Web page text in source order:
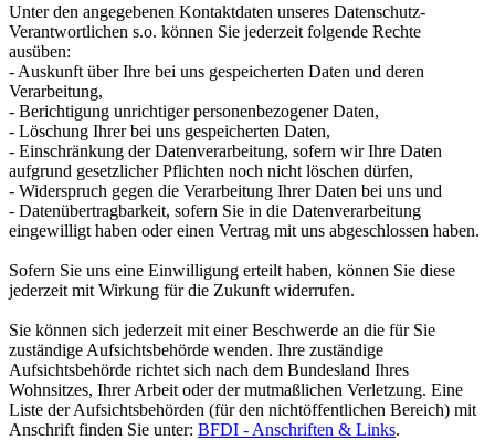
Unter den angegebenen Kontaktdaten unseres Datenschutz-
Verantwortlichen s.o. können Sie jederzeit folgende Rechte
ausüben:
- Auskunft über Ihre bei uns gespeicherten Daten und deren
Verarbeitung,
- Berichtigung unrichtiger personenbezogener Daten,
- Löschung Ihrer bei uns gespeicherten Daten,
- Einschränkung der Datenverarbeitung, sofern wir Ihre Daten
aufgrund gesetzlicher Pflichten noch nicht löschen dürfen,
- Widerspruch gegen die Verarbeitung Ihrer Daten bei uns und
- Datenübertragbarkeit, sofern Sie in die Datenverarbeitung
eingewilligt haben oder einen Vertrag mit uns abgeschlossen haben.
Sofern Sie uns eine Einwilligung erteilt haben, können Sie diese
jederzeit mit Wirkung für die Zukunft widerrufen.
Sie können sich jederzeit mit einer Beschwerde an die für Sie
zuständige Aufsichtsbehörde wenden. Ihre zuständige
Aufsichtsbehörde richtet sich nach dem Bundesland Ihres
Wohnsitzes, Ihrer Arbeit oder der mutmaßlichen Verletzung. Eine
Liste der Aufsichtsbehörden (für den nichtöffentlichen Bereich) mit
Anschrift finden Sie unter: BFDI - Anschriften & Links.